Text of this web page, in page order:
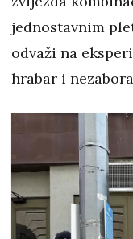
jednostavnim
odvaži na
hrabar i